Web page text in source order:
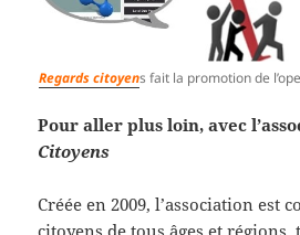
Regards citoyens fait la promotion de
Pour aller plus loin, avec
Citoyens
Créée en 2009, l’association est
citoyens de tous âges et